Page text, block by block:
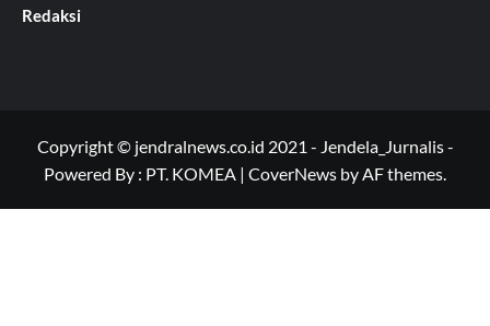
Redaksi
Copyright © jendralnews.co.id 2021 - Jendela_Jurnalis -
Powered By : PT. KOMEA | CoverNews by AF themes.